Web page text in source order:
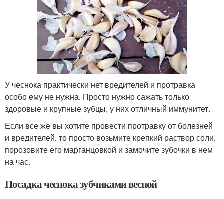
У чеснока практически нет вредителей и протравка
особо ему не нужна. Просто нужно сажать только
здоровые и крупные зубцы, у них отличный иммунитет.
Если все же вы хотите провести протравку от болезней
и вредителей, то просто возьмите крепкий раствор соли,
порозовите его марганцовкой и замочите зубочки в нем
на час.
Посадка чеснока зубчиками весной